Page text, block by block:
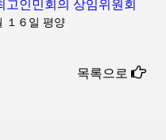
인민회의 상임위원회
１６일 평양
목록으로